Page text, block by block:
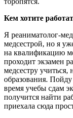
Кем хотите
Я реаниматолог-
медсестрой, но я
на квалификацию
проходит экзамен
медсестру
образования.
время учебы сдам
получится найти
приехала сюда